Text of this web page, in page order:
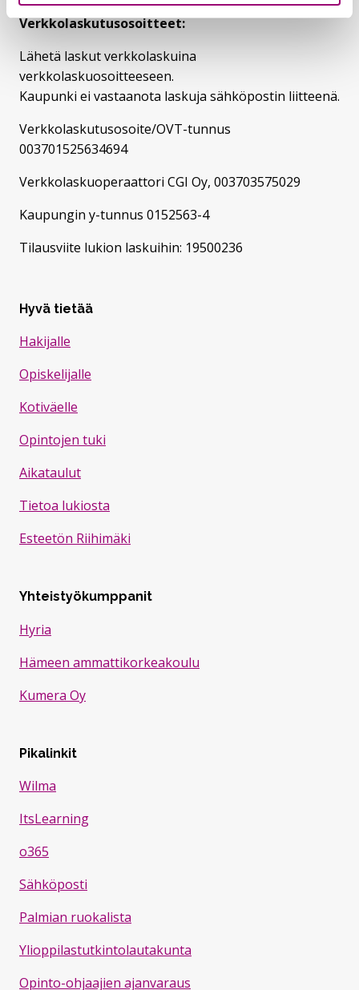
Verkkolaskutusosoitteet:
Lähetä laskut verkkolaskuina
verkkolaskuosoitteeseen.
Kaupunki ei vastaanota laskuja sähköpostin liitteenä.
Verkkolaskutusosoite/OVT-tunnus
003701525634694
Verkkolaskuoperaattori CGI Oy, 003703575029
Kaupungin y-tunnus 0152563-4
Tilausviite lukion laskuihin: 19500236
Hyvä tietää
Hakijalle
Opiskelijalle
Kotiväelle
Opintojen tuki
Aikataulut
Tietoa lukiosta
Esteetön Riihimäki
Yhteistyökumppanit
Hyria
Hämeen ammattikorkeakoulu
Kumera Oy
Pikalinkit
Wilma
ItsLearning
o365
Sähköposti
Palmian ruokalista
Ylioppilastutkintolautakunta
Opinto-ohjaajien ajanvaraus